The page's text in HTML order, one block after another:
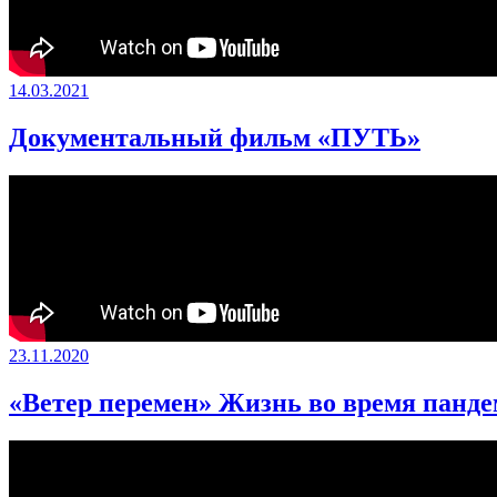
14.03.2021
Документальный фильм «ПУТЬ»
23.11.2020
«Ветер перемен» Жизнь во время